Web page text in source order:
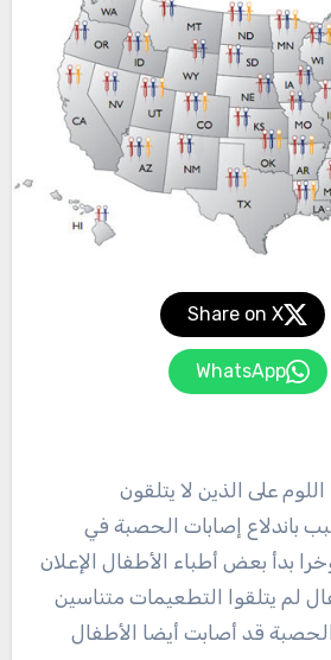
Share on X
WhatsApp
باندلاع إصابات الحصبة في
بدأ بعض أطباء الأطفال الإعلان
لم يتلقوا التطعيمات متناسين
قد أصابت أيضا الأطفال